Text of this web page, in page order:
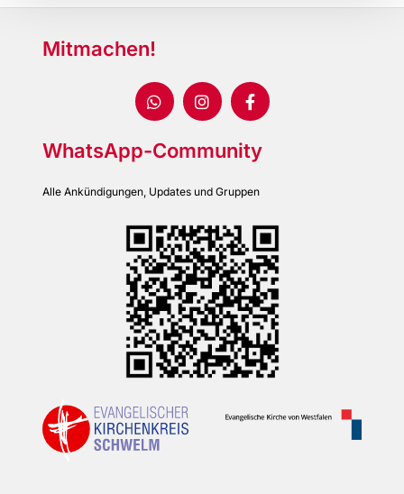
Mitmachen!
WhatsApp-Community
Alle Ankündigungen, Updates und Gruppen